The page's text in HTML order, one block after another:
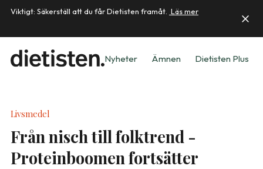
Viktigt: Säkerställ att du får Dietisten framåt. Läs mer
Nyheter Ämnen Dietisten Plus
Livsmedel
Från nisch till folktrend -
Proteinboomen fortsätter